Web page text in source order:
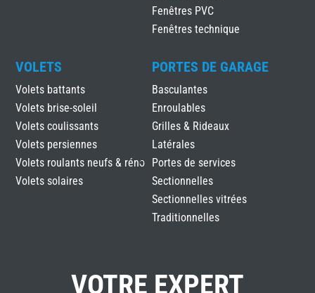
Fenêtres PVC
Fenêtres technique
VOLETS
Volets battants
Volets brise-soleil
Volets coulissants
Volets persiennes
Volets roulants neufs & réno
Volets solaires
PORTES DE GARAGE
Basculantes
Enroulables
Grilles & Rideaux
Latérales
Portes de services
Sectionnelles
Sectionnelles vitrées
Traditionnelles
VOTRE EXPERT